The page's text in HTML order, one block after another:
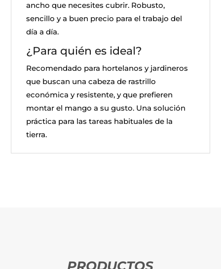
ancho que necesites cubrir. Robusto,
sencillo y a buen precio para el trabajo del
día a día.
¿Para quién es ideal?
Recomendado para hortelanos y jardineros
que buscan una cabeza de rastrillo
económica y resistente, y que prefieren
montar el mango a su gusto. Una solución
práctica para las tareas habituales de la
tierra.